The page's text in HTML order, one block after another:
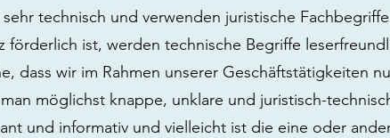
technisch und verwenden juristische
förderlich ist, werden technische Begriffe
dass wir im Rahmen unserer
möglichst knappe, unklare und juristisch-
und informativ und vielleicht ist die eine oder